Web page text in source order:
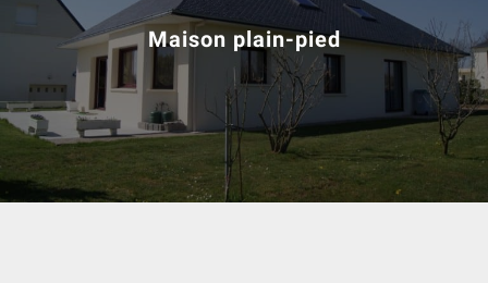
Maison plain-pied